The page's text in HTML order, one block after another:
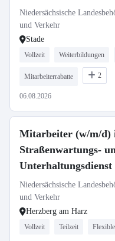
Niedersächsische
und Verkehr
Stade
Vollzeit Weiterbildungen
Mitarbeiterrabatte 2
06.08.2026
Mitarbeiter (w/m/d)
Straßenwartungs-
Unterhaltungsdienst
Herzberg
Niedersächsische
und Verkehr
Herzberg am Harz
Vollzeit Teilzeit